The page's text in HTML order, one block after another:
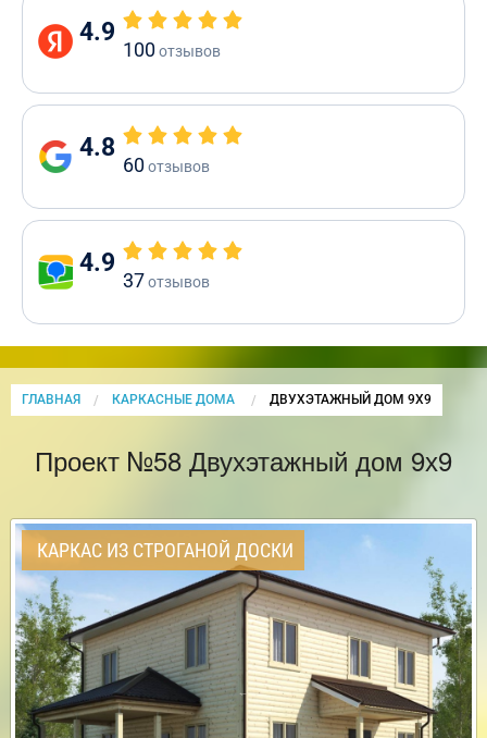
4.9
100отзывов
4.8
60отзывов
4.9
37отзывов
ГЛАВНАЯ КАРКАСНЫЕ ДОМА CURRENT:
ДВУХЭТАЖНЫЙ ДОМ 9Х9
Проект №58 Двухэтажный дом 9х9
КАРКАС ИЗ СТРОГАНОЙ ДОСКИ